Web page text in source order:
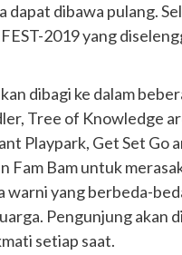
dibawa pulang.
2019 yang
dibagi ke dalam
Tree of Knowledge
Playpark, Get Set Go
Bam untuk
warni yang berbeda-
Pengunjung akan
setiap saat.